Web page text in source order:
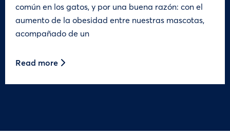
común en los gatos, y por una buena razón: con el
aumento de la obesidad entre nuestras mascotas,
acompañado de un
Read more